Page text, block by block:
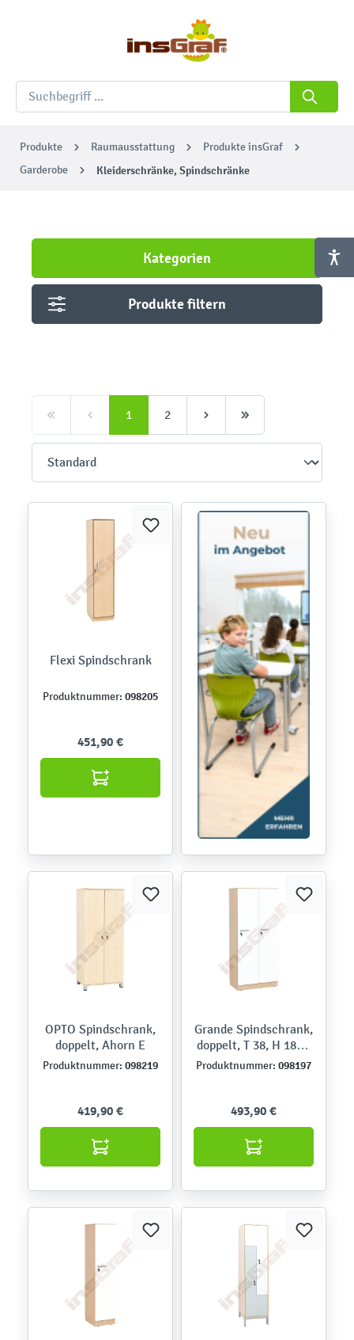
Produkte Raumausstattung
Produkte insGraf
Garderobe
Kleiderschränke, Spindschränke
Kategorien
Produkte filtern
1 2
Flexi Spindschrank
Produktnummer: 098205
451,90 €
OPTO Spindschrank,
doppelt, Ahorn E
Produktnummer: 098219
419,90 €
Grande Spindschrank,
doppelt, T 38, H 187 -
Ahorn Jylland, Türen
Produktnummer: 098197
493,90 €